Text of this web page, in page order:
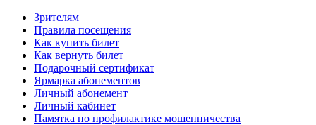
Зрителям
Правила посещения
Как купить билет
Как вернуть билет
Подарочный сертификат
Ярмарка абонементов
Личный абонемент
Личный кабинет
Памятка по профилактике мошенничества